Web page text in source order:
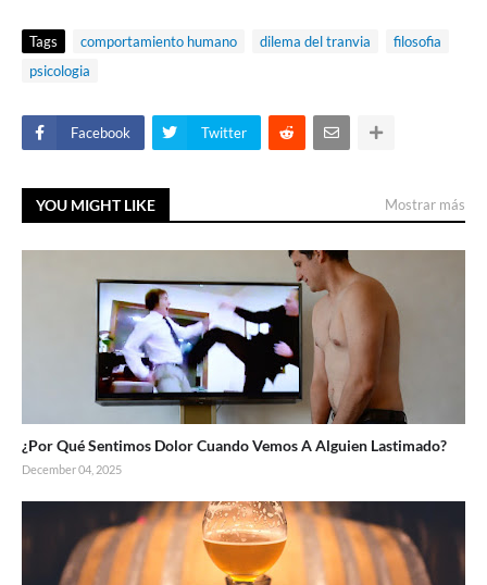
Tags comportamiento humano dilema del tranvia
filosofia
psicologia
Facebook Twitter
YOU MIGHT LIKE Mostrar más
¿Por Qué Sentimos Dolor Cuando Vemos A Alguien Lastimado?
December 04, 2025